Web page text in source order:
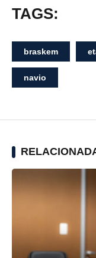
TAGS:
braskem
navio